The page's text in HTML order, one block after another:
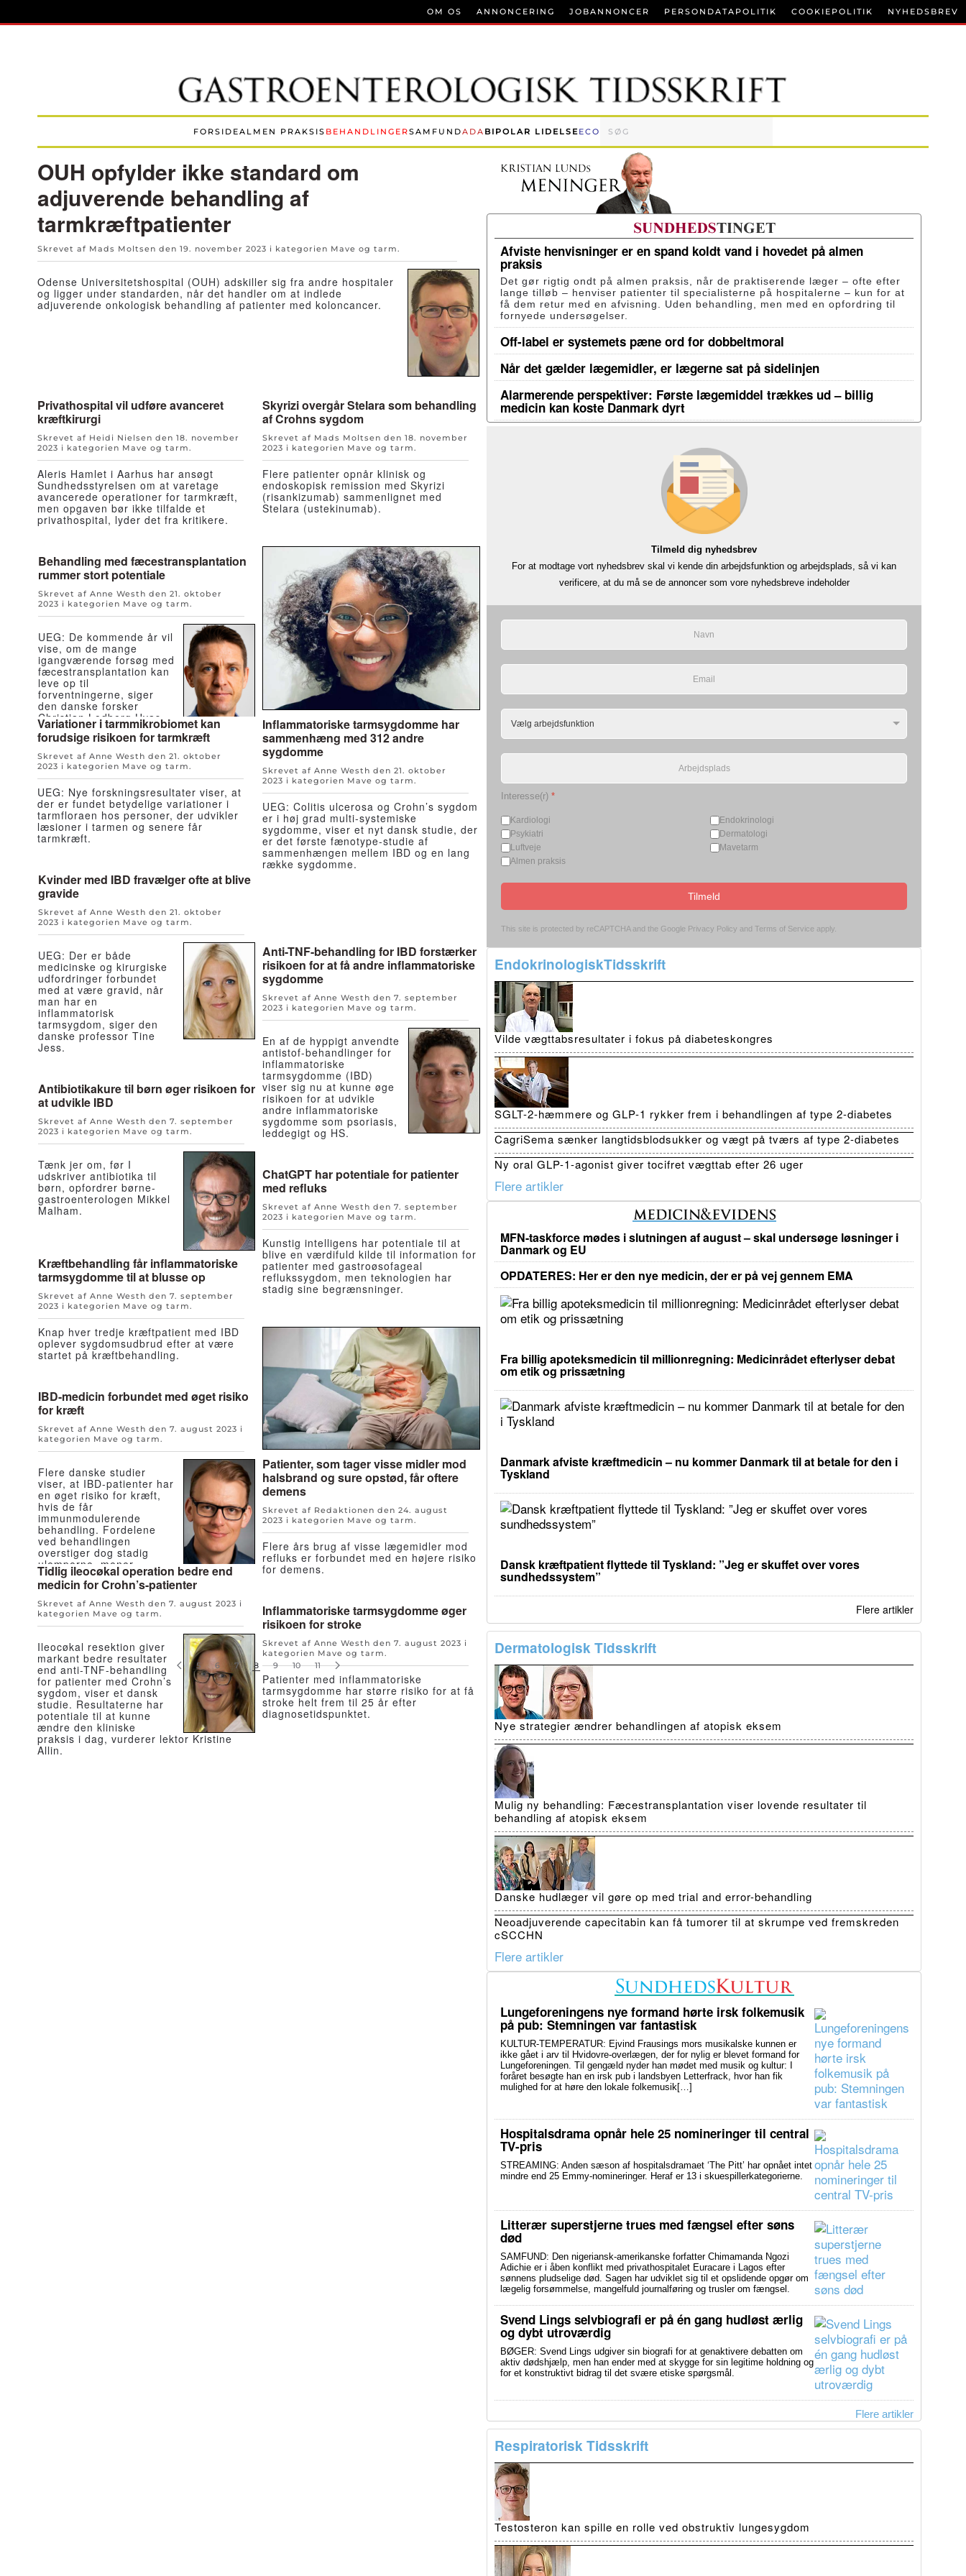
FORSIDEALMEN PRAKSIS BEHANDLINGERSAMFUNDADA BIPOLAR LIDELSEECO
OM OS ANNONCERING JOBANNONCER PERSONDATAPOLITIK COOKIEPOLITIK NYHEDSBREV
OUH opfylder ikke standard om
adjuverende behandling af
tarmkræftpatienter
Skrevet af Mads Moltsen den 19. november 2023 i kategorien Mave og tarm.
Odense Universitetshospital (OUH) adskiller sig fra andre hospitaler
og ligger under standarden, når det handler om at indlede
adjuverende onkologisk behandling af patienter med koloncancer.
Privathospital vil udføre avanceret
kræftkirurgi
Skrevet af Heidi Nielsen den 18. november
2023 i kategorien Mave og tarm.
Aleris Hamlet i Aarhus har ansøgt
Sundhedsstyrelsen om at varetage
avancerede operationer for tarmkræft,
men opgaven bør ikke tilfalde et
privathospital, lyder det fra kritikere.
Skyrizi overgår Stelara som behandling
af Crohns sygdom
Skrevet af Mads Moltsen den 18. november
2023 i kategorien Mave og tarm.
Flere patienter opnår klinisk og
endoskopisk remission med Skyrizi
(risankizumab) sammenlignet med
Stelara (ustekinumab).
Inflammatoriske tarmsygdomme har
sammenhæng med 312 andre
sygdomme
Skrevet af Anne Westh den 21. oktober
2023 i kategorien Mave og tarm.
UEG: Colitis ulcerosa og Crohn’s sygdom
er i høj grad multi-systemiske
sygdomme, viser et nyt dansk studie, der
er det første fænotype-studie af
sammenhængen mellem IBD og en lang
række sygdomme.
Behandling med fæcestransplantation
rummer stort potentiale
Skrevet af Anne Westh den 21. oktober
2023 i kategorien Mave og tarm.
UEG: De kommende år vil
vise, om de mange
igangværende forsøg med
fæcestransplantation kan
leve op til
forventningerne, siger
den danske forsker
Christian Lodberg Hvas.
Variationer i tarmmikrobiomet kan
forudsige risikoen for tarmkræft
Skrevet af Anne Westh den 21. oktober
2023 i kategorien Mave og tarm.
UEG: Nye forskningsresultater viser, at
der er fundet betydelige variationer i
tarmfloraen hos personer, der udvikler
læsioner i tarmen og senere får
tarmkræft.
Kvinder med IBD fravælger ofte at blive
gravide
Skrevet af Anne Westh den 21. oktober
2023 i kategorien Mave og tarm.
UEG: Der er både
medicinske og kirurgiske
udfordringer forbundet
med at være gravid, når
man har en
inflammatorisk
tarmsygdom, siger den
danske professor Tine
Jess.
Anti-TNF-behandling for IBD forstærker
risikoen for at få andre inflammatoriske
sygdomme
Skrevet af Anne Westh den 7. september
2023 i kategorien Mave og tarm.
En af de hyppigt anvendte
antistof-behandlinger for
inflammatoriske
tarmsygdomme (IBD)
viser sig nu at kunne øge
risikoen for at udvikle
andre inflammatoriske
sygdomme som psoriasis,
leddegigt og HS.
Antibiotikakure til børn øger risikoen for
at udvikle IBD
Skrevet af Anne Westh den 7. september
2023 i kategorien Mave og tarm.
Tænk jer om, før I
udskriver antibiotika til
børn, opfordrer børne-
gastroenterologen Mikkel
Malham.
ChatGPT har potentiale for patienter
med refluks
Skrevet af Anne Westh den 7. september
2023 i kategorien Mave og tarm.
Kunstig intelligens har potentiale til at
blive en værdifuld kilde til information for
patienter med gastroøsofageal
reflukssygdom, men teknologien har
stadig sine begrænsninger.
Kræftbehandling får inflammatoriske
tarmsygdomme til at blusse op
Skrevet af Anne Westh den 7. september
2023 i kategorien Mave og tarm.
Knap hver tredje kræftpatient med IBD
oplever sygdomsudbrud efter at være
startet på kræftbehandling.
Patienter, som tager visse midler mod
halsbrand og sure opstød, får oftere
demens
Skrevet af Redaktionen den 24. august
2023 i kategorien Mave og tarm.
Flere års brug af visse lægemidler mod
refluks er forbundet med en højere risiko
for demens.
IBD-medicin forbundet med øget risiko
for kræft
Skrevet af Anne Westh den 7. august 2023 i
kategorien Mave og tarm.
Flere danske studier
viser, at IBD-patienter har
en øget risiko for kræft,
hvis de får
immunmodulerende
behandling. Fordelene
ved behandlingen
overstiger dog stadig
ulemperne, mener
forskere.
Tidlig ileocøkal operation bedre end
medicin for Crohn’s-patienter
Skrevet af Anne Westh den 7. august 2023 i
kategorien Mave og tarm.
Ileocøkal resektion giver
markant bedre resultater
end anti-TNF-behandling
for patienter med Crohn’s
sygdom, viser et dansk
studie. Resultaterne har
potentiale til at kunne
ændre den kliniske
praksis i dag, vurderer lektor Kristine
Allin.
Inflammatoriske tarmsygdomme øger
risikoen for stroke
Skrevet af Anne Westh den 7. august 2023 i
kategorien Mave og tarm.
Patienter med inflammatoriske
tarmsygdomme har større risiko for at få
stroke helt frem til 25 år efter
diagnosetidspunktet.
5 6 7 8 9 10 11
Afviste henvisninger er en spand koldt vand i hovedet på almen
praksis
Det gør rigtig ondt på almen praksis, når de praktiserende læger – ofte efter
lange tilløb – henviser patienter til specialisterne på hospitalerne – kun for at
få dem retur med en afvisning. Uden behandling, men med en opfordring til
fornyede undersøgelser.
Off-label er systemets pæne ord for dobbeltmoral
Når det gælder lægemidler, er lægerne sat på sidelinjen
Alarmerende perspektiver: Første lægemiddel trækkes ud – billig
medicin kan koste Danmark dyrt
Tilmeld dig nyhedsbrev
For at modtage vort nyhedsbrev skal vi kende din arbejdsfunktion og arbejdsplads, så vi kan
verificere, at du må se de annoncer som vore nyhedsbreve indeholder
Interesse(r) *
Kardiologi
Endokrinologi
Psykiatri
Dermatologi
Luftveje
Mavetarm
Almen praksis
Tilmeld
This site is protected by reCAPTCHA and the Google Privacy Policy and Terms of Service apply.
EndokrinologiskTidsskrift
Vilde vægttabsresultater i fokus på diabeteskongres
SGLT-2-hæmmere og GLP-1 rykker frem i behandlingen af type 2-diabetes
CagriSema sænker langtidsblodsukker og vægt på tværs af type 2-diabetes
Ny oral GLP-1-agonist giver tocifret vægttab efter 26 uger
Flere artikler
MFN-taskforce mødes i slutningen af august – skal undersøge løsninger i
Danmark og EU
OPDATERES: Her er den nye medicin, der er på vej gennem EMA
Fra billig apoteksmedicin til millionregning: Medicinrådet efterlyser debat
om etik og prissætning
Danmark afviste kræftmedicin – nu kommer Danmark til at betale for den i
Tyskland
Dansk kræftpatient flyttede til Tyskland: ”Jeg er skuffet over vores
sundhedssystem”
Flere artikler
Dermatologisk Tidsskrift
Nye strategier ændrer behandlingen af atopisk eksem
Mulig ny behandling: Fæcestransplantation viser lovende resultater til
behandling af atopisk eksem
Danske hudlæger vil gøre op med trial and error-behandling
Neoadjuverende capecitabin kan få tumorer til at skrumpe ved fremskreden
cSCCHN
Flere artikler
Lungeforeningens nye formand hørte irsk folkemusik
på pub: Stemningen var fantastisk
KULTUR-TEMPERATUR: Ejvind Frausings mors musikalske kunnen er
ikke gået i arv til Hvidovre-overlægen, der for nylig er blevet formand for
Lungeforeningen. Til gengæld nyder han mødet med musik og kultur: I
foråret besøgte han en irsk pub i landsbyen Letterfrack, hvor han fik
mulighed for at høre den lokale folkemusik[…]
Hospitalsdrama opnår hele 25 nomineringer til central
TV-pris
STREAMING: Anden sæson af hospitalsdramaet ‘The Pitt’ har opnået intet
mindre end 25 Emmy-nomineringer. Heraf er 13 i skuespillerkategorierne.
Litterær superstjerne trues med fængsel efter søns
død
SAMFUND: Den nigeriansk-amerikanske forfatter Chimamanda Ngozi
Adichie er i åben konflikt med privathospitalet Euracare i Lagos efter
sønnens pludselige død. Sagen har udviklet sig til et opslidende opgør om
lægelig forsømmelse, mangelfuld journalføring og trusler om fængsel.
Svend Lings selvbiografi er på én gang hudløst ærlig
og dybt utroværdig
BØGER: Svend Lings udgiver sin biografi for at genaktivere debatten om
aktiv dødshjælp, men han ender med at skygge for sin legitime holdning og
for et konstruktivt bidrag til det svære etiske spørgsmål.
Flere artikler
Respiratorisk Tidsskrift
Testosteron kan spille en rolle ved obstruktiv lungesygdom